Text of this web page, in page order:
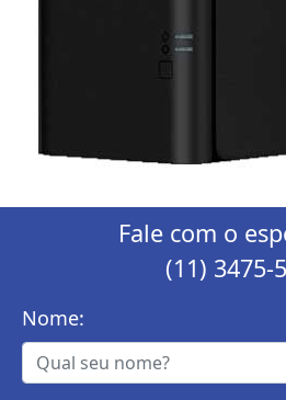
Fale com o
(11) 3475-
Nome: